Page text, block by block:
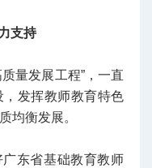
支持
量发展工程”，一直
，发挥教师教育特色
均衡发展。
东省基础教育教师